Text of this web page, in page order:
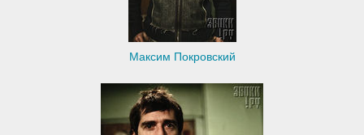
Максим Покровский